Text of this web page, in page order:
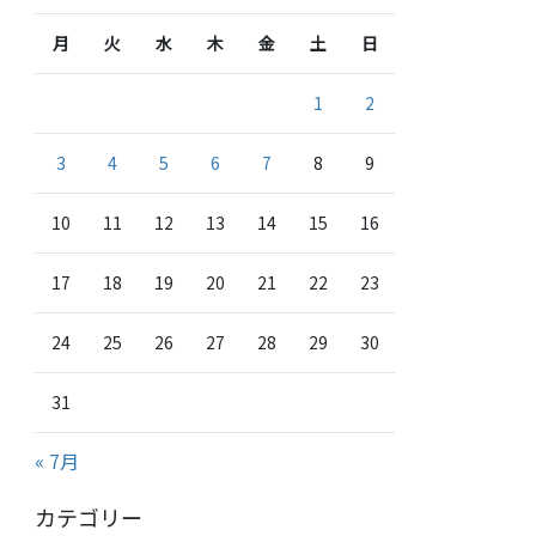
月 火 水 木 金 土 日
1 2
3 4 5 6 7 8 9
10 11 12 13 14 15 16
17 18 19 20 21 22 23
24 25 26 27 28 29 30
31
« 7月
カテゴリー